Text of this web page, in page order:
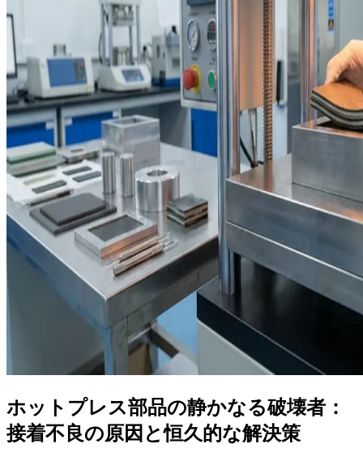
ホットプレス部品の静かなる破壊者：
接着不良の原因と恒久的な解決策